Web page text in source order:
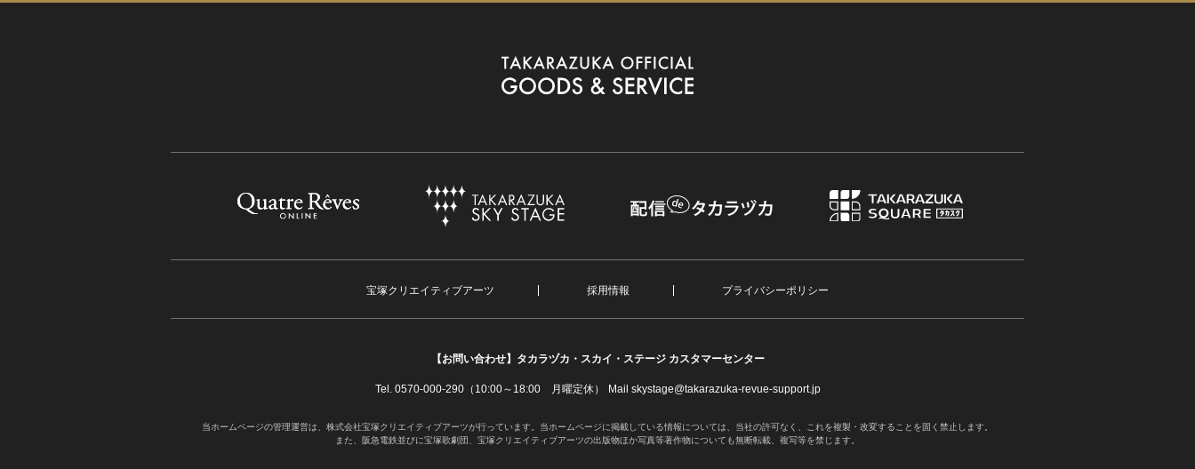
宝塚クリエイティブアーツ 採用情報 プライバシーポリシー
【お問い合わせ】 タカラヅカ・スカイ・ステージ カスタマーセンター
Tel. 0570-000-290（10:00～18:00 月曜定休） Mail skystage@takarazuka-revue-support.jp
当ホームページの管理運営は、株式会社宝塚クリエイティブアーツが行っています。当ホームページに掲載している情報については、当社の許可なく、これを複製・改変することを固く禁止します。
また、阪急電鉄並びに宝塚歌劇団、宝塚クリエイティブアーツの出版物ほか写真等著作物についても無断転載、複写等を禁じます。